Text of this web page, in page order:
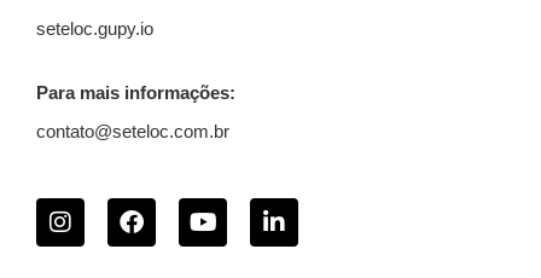
seteloc.gupy.io
Para mais informações:
contato@seteloc.com.br